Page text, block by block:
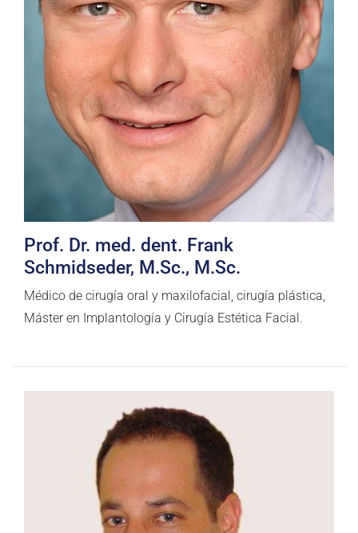
Prof. Dr. med. dent. Frank
Schmidseder, M.Sc., M.Sc.
Médico de cirugía oral y maxilofacial, cirugía plástica,
Máster en Implantología y Cirugía Estética Facial.